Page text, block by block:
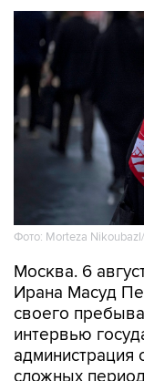
Фото: Morteza
Москва. 6
Ирана Масуд
своего
интервью
администрация
сложных